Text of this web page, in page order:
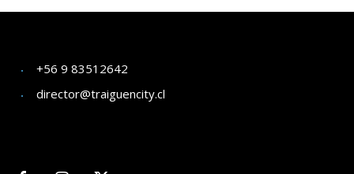
+56 9 83512642
director@traiguencity.cl